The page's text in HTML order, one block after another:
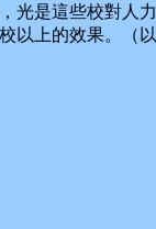
是這些校對人
上的效果。（